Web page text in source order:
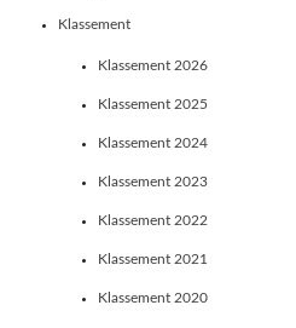
Klassement
Klassement 2026
Klassement 2025
Klassement 2024
Klassement 2023
Klassement 2022
Klassement 2021
Klassement 2020